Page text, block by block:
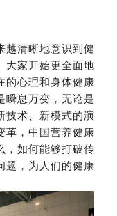
越清晰地意识到健
大家开始更全面地
的心理和身体健康
瞬息万变，无论是
技术、新模式的演
革，中国营养健康
，如何能够打破传
题，为人们的健康